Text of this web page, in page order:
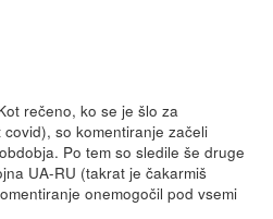
rečeno, ko se je šlo za
so komentiranje začeli
Po tem so sledile še druge
UA-RU (takrat je čakarmiš
onemogočil pod vsemi